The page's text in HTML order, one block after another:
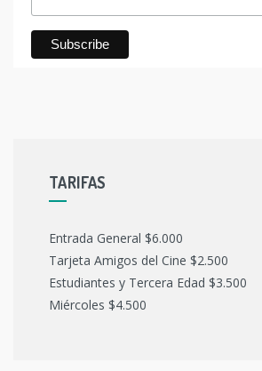
TARIFAS
Entrada General $6.000
Tarjeta Amigos del Cine $2.500
Estudiantes y Tercera Edad $3.500
Miércoles $4.500